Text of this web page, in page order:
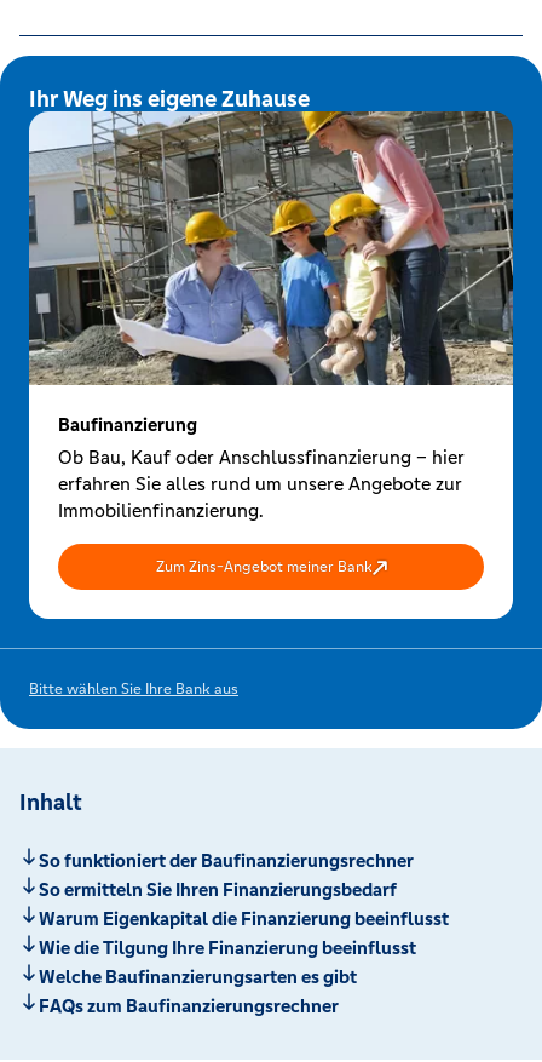
Ihr Weg ins eigene Zuhause
Baufinanzierung
Ob Bau, Kauf oder Anschlussfinanzierung – hier
erfahren Sie alles rund um unsere Angebote zur
Immobilienfinanzierung.
Zum Zins-Angebot meiner Bank
Bitte wählen Sie Ihre Bank aus
Inhalt
So funktioniert der Baufinanzierungsrechner
So ermitteln Sie Ihren Finanzierungsbedarf
Warum Eigenkapital die Finanzierung beeinflusst
Wie die Tilgung Ihre Finanzierung beeinflusst
Welche Baufinanzierungsarten es gibt
FAQs zum Baufinanzierungsrechner